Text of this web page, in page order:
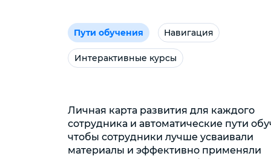
Пути обучения Навигация
Интерактивные курсы
Личная карта развития для каждого
сотрудника и автоматические пути
чтобы сотрудники лучше усваивали
материалы и эффективно применяли